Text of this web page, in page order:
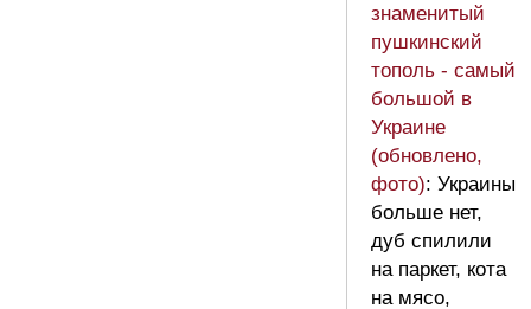
знаменитый
пушкинский
тополь - самый
большой в
Украине
(обновлено,
фото): Украины
больше нет,
дуб спилили
на паркет, кота
на мясо,